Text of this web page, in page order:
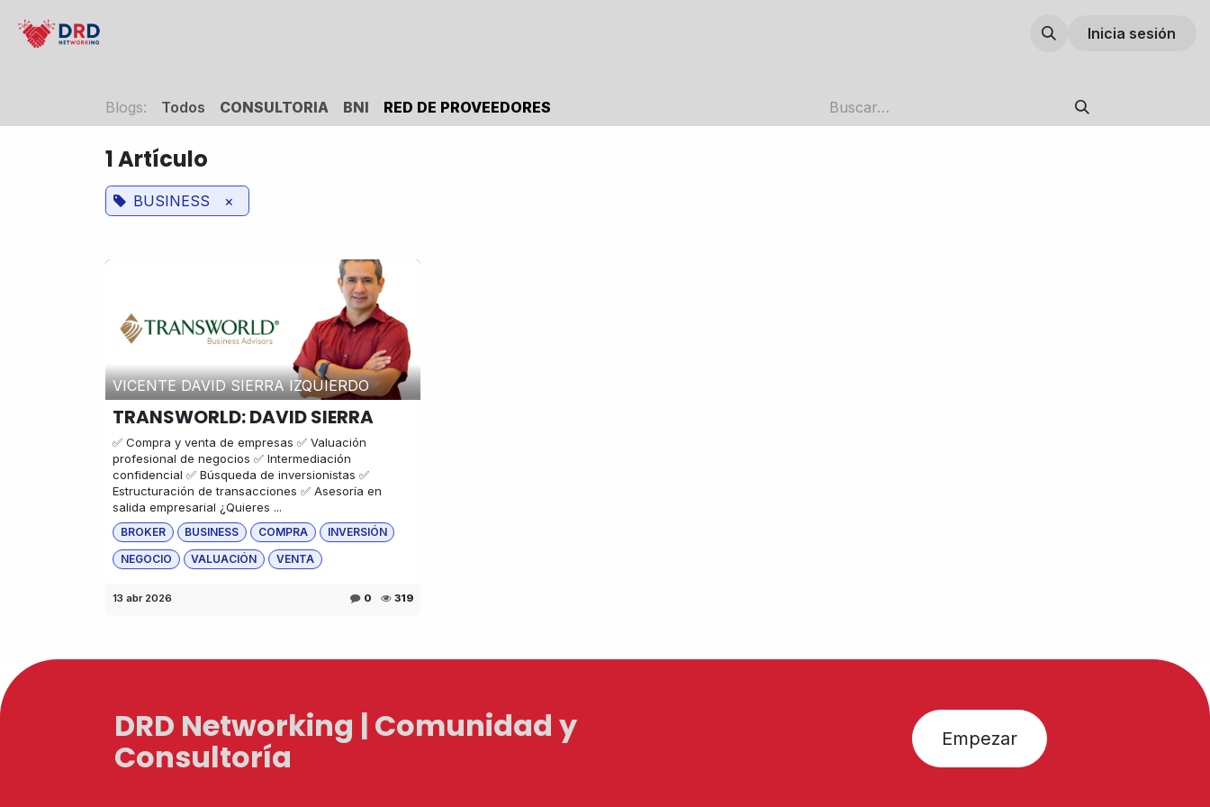
Inicia sesión
Blogs: Todos CONSULTORIA BNI RED DE PROVEEDORES
1 Artículo
BUSINESS ×
VICENTE DAVID SIERRA IZQUIERDO
TRANSWORLD: DAVID SIERRA
✅ Compra y venta de empresas ✅ Valuación
profesional de negocios ✅ Intermediación
confidencial ✅ Búsqueda de inversionistas ✅
Estructuración de transacciones ✅ Asesoría en
salida empresarial ¿Quieres ...
BROKER BUSINESS COMPRA INVERSIÓN
NEGOCIO VALUACIÓN VENTA
13 abr 2026 0 319
DRD Networking | Comunidad y
Consultoría Empezar